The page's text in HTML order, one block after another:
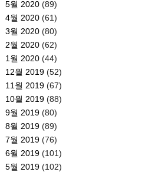
5월 2020(89)
4월 2020(61)
3월 2020(80)
2월 2020(62)
1월 2020(44)
12월 2019(52)
11월 2019(67)
10월 2019(88)
9월 2019(80)
8월 2019(89)
7월 2019(76)
6월 2019(101)
5월 2019(102)